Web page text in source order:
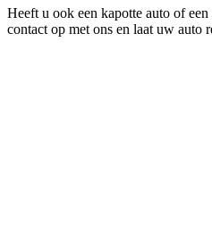
Heeft u ook een kapotte auto of
contact op met ons en laat uw auto